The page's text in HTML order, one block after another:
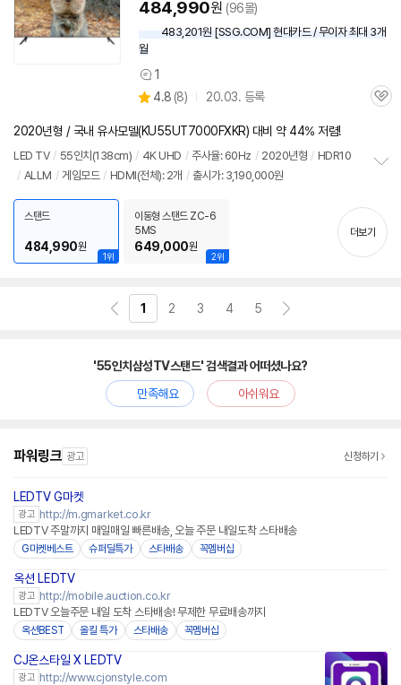
484,990원 (96몰)
483,201원 [SSG.COM] 현대카드 / 무이자 최대 3개
월
상
품
견
1
별
점
4.8 (상
리
뷰
8) 20.03. 등록
관
2020년형 / 국내 유사모델(KU55UT7000FXKR) 대비 약 44% 저렴!
LED TV / 55인치 (138cm) / 4K UHD / 주사율: 60Hz / 2020년형 / HDR10
/ ALLM / 게임모드 / HDMI(전체): 2개 / 출시가: 3,190,000원
치
기
1위
스탠드
484,990원
2위
이동형 스탠드 ZC-6
5MS
649,000원
더보기
1 2 3 4 5
'55인치삼성TV스탠드' 검색결과 어떠셨나요?
만족해요
아쉬워요
파워링크 광고 신청하기
LEDTV G마켓
광고 http://m.gmarket.co.kr
LEDTV 주말까지 매일매일 빠른배송, 오늘 주문 내일도착 스타배송
G마켓베스트 슈퍼딜특가 스타배송 꼭멤버십
옥션 LEDTV
광고 http://mobile.auction.co.kr
LEDTV 오늘주문 내일 도착 스타배송! 무제한 무료배송까지
옥션BEST 올킬 특가 스타배송 꼭멤버십
CJ온스타일 X LEDTV
광고 http://www.cjonstyle.com